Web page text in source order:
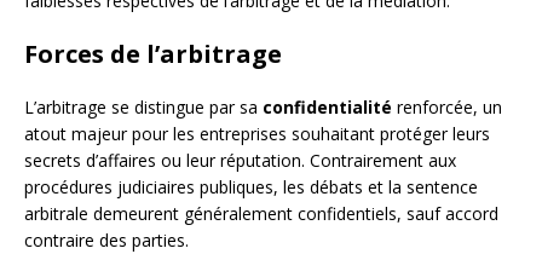
Forces de l’arbitrage
L’arbitrage se distingue par sa confidentialité renforcée, un
atout majeur pour les entreprises souhaitant protéger leurs
secrets d’affaires ou leur réputation. Contrairement aux
procédures judiciaires publiques, les débats et la sentence
arbitrale demeurent généralement confidentiels, sauf accord
contraire des parties.